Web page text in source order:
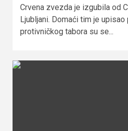
Crvena zvezda je izgubila od
Ljubljani. Domaći tim je
protivničkog tabora su se...